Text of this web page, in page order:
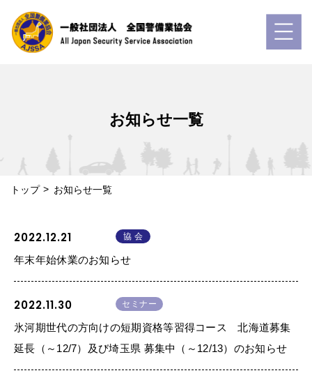
お知らせ一覧
トップ お知らせ一覧
2022.12.21 協 会
年末年始休業のお知らせ
2022.11.30 セミナー
氷河期世代の方向けの短期資格等習得コース 北海道募集
延長（～12/7）及び埼玉県 募集中（～12/13）のお知らせ